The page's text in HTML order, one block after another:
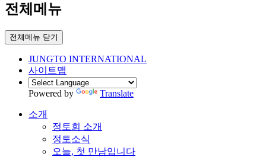
전체메뉴
전체메뉴 닫기
JUNGTO INTERNATIONAL
사이트맵
Powered by Translate
소개
정토회 소개
정토소식
오늘, 첫 만남입니다